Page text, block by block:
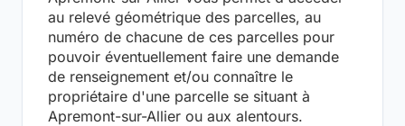
au relevé géométrique des parcelles, au
numéro de chacune de ces parcelles pour
pouvoir éventuellement faire une demande
de renseignement et/ou connaître le
propriétaire d'une parcelle se situant à
Apremont-sur-Allier ou aux alentours.